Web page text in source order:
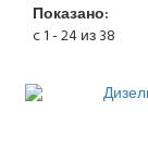
Показано:
c 1 - 24 из 38